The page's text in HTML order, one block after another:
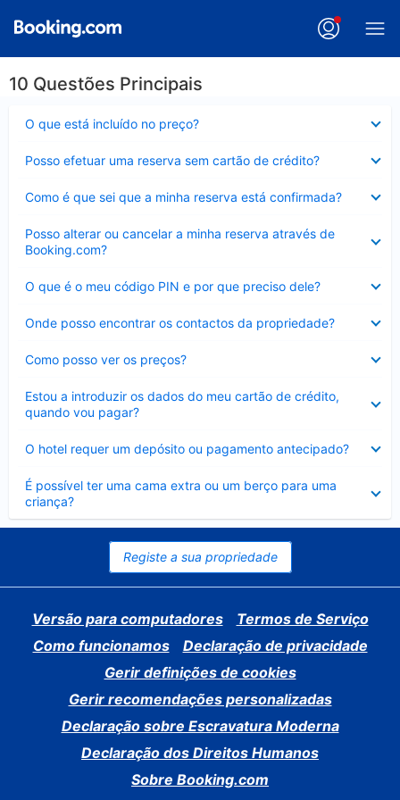
10 Questões Principais
O que está incluído no preço?
fechado
Posso efetuar uma reserva sem cartão de crédito?
fechado
Como é que sei que a minha reserva está confirmada?
fechado
Posso alterar ou cancelar a minha reserva através de
Booking.com?
fechado
O que é o meu código PIN e por que preciso dele?
fechado
Onde posso encontrar os contactos da propriedade?
fechado
Como posso ver os preços?
fechado
Estou a introduzir os dados do meu cartão de crédito,
quando vou pagar?
fechado
O hotel requer um depósito ou pagamento antecipado?
fechado
É possível ter uma cama extra ou um berço para uma
criança?
Elemento
fechado
Registe a sua propriedade
Versão para computadores
Termos de Serviço
Como funcionamos
Declaração de privacidade
Gerir definições de cookies
Gerir recomendações personalizadas
Declaração sobre Escravatura Moderna
Declaração dos Direitos Humanos
Sobre Booking.com